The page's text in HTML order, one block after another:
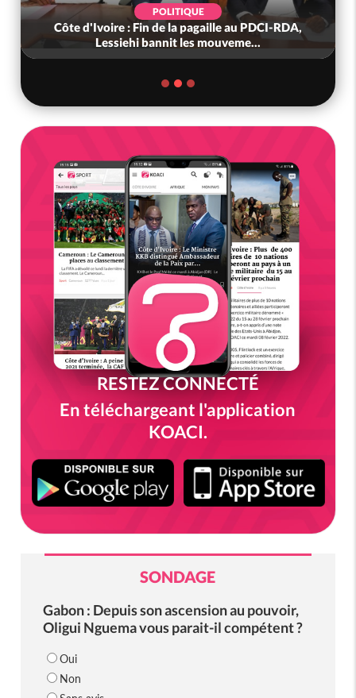
POLITIQUE
Côte d'Ivoire : Fin de la pagaille au PDCI-RDA,
Lessiehi bannit les mouveme...
RESTEZ CONNECTÉ
En téléchargeant l'application
KOACI.
SONDAGE
Gabon : Depuis son ascension au pouvoir,
Oligui Nguema vous parait-il compétent ?
Oui
Non